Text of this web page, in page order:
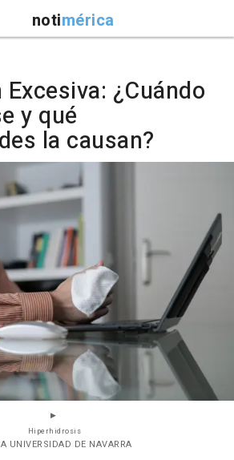
notimérica
¿Cuándo
y qué
la causan?
Hiperhidrosis
UNIVERSIDAD DE NAVARRA